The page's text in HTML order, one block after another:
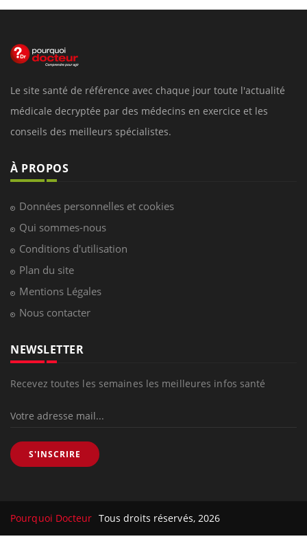
Le site santé de référence avec chaque jour toute l'actualité
médicale decryptée par des médecins en exercice et les
conseils des meilleurs spécialistes.
À PROPOS
Données personnelles et cookies
Qui sommes-nous
Conditions d'utilisation
Plan du site
Mentions Légales
Nous contacter
NEWSLETTER
Recevez toutes les semaines les meilleures infos santé
S'INSCRIRE
Pourquoi Docteur Tous droits réservés, 2026